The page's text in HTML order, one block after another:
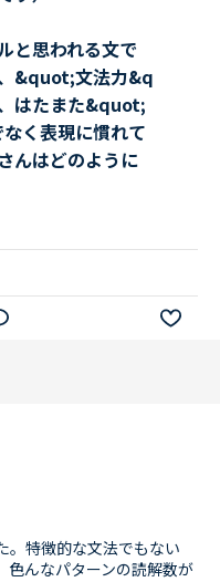
と思われる文で
&quot;文法力&q
はたまた&quot;
く表現に慣れて
んはどのように
。特徴的な文法でもない
色んなパターンの読解数が